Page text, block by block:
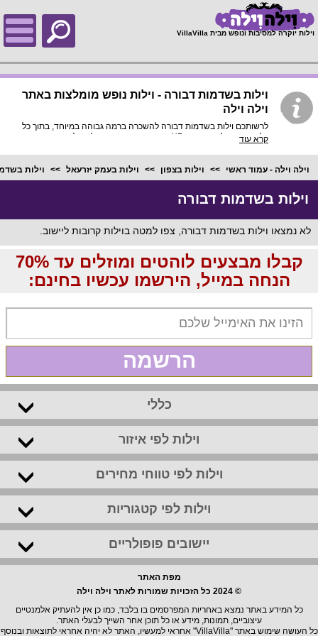
וילות יוקרה למסיבות ונופש מבית VillaVilla
וילות בשדמות דבורה - וילות נופש מומלצות באתר
וילה וילה
לרשותכם וילות בשדמות דבורה להשכרה ברמה גבוהה במיוחד, בתוך כל
וילה פירוט מלא, תמונות HD והכי חשוב התאמה מלאה לסמארטפונים
קרא עוד
וילה וילה - עמוד ראשי וילות בצפון וילות בעמק יזרעאל וילות
וילות בשדמות דבורה
לא נמצאו וילות בשדמות דבורה, צפו למטה בוילות קרובות ליישוב.
קבלו מבצעים לוהטים ומוזלים עד 70%
הנחה במייל, הירשמו עכשיו בחינם:
הרשמה
כללי
וילות לפי איזור
וילות לפי טווחי מחירים
וילות לפי קטגוריות
יישובים פופולריים
מפת האתר
© 2024 כל הזכויות שמורות לאתר וילה וילה
כל המידע באתר נמצא באחריות המפרסמים בו בלבד, כמו כן אין להעתיק אלמנטיים
עיצוביים, תמונות, מידע או כל תוכן אחר השייך לבעלי האתר.
כל העושה שימוש באתר "VillaVilla" אחראי למעשיו, האתר לא יהיה אחראי לתוצאות ובנוסף